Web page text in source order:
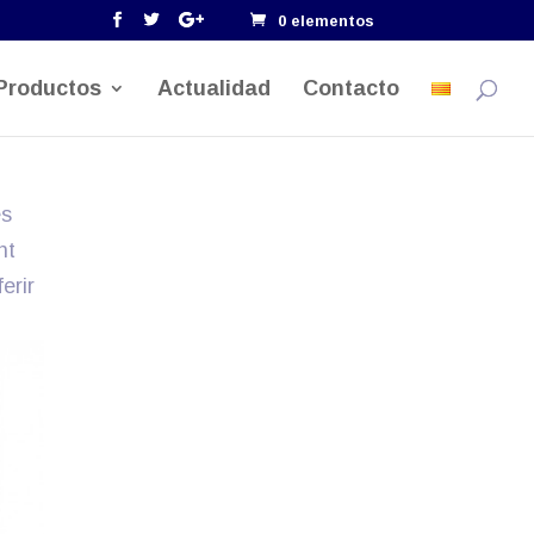
0 elementos
Actualidad Contacto